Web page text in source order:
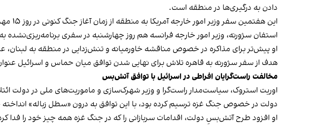
دادن به درگیری‌ها در منطقه است.
این هفتمین سفر وزیر امور خارجه آمریکا به منطقه از زمان آغاز جنگ کنونی در روز ۱۵ مهر سال گذشته (هفتم اکتبر) است.
استفان سژورنه، وزیر امور خارجه فرانسه هم روز چهارشنبه در سفری
او پیش‌تر برای مذاکره در خصوص مناقشه خاورمیانه و تنش‌زدایی در منطقه به
هدف از سفر سژورنه به قاهره تلاش برای نهایی شدن توافق میان حماس و اسرائیل
مخالفت راست‌گرایان افراطی در اسرائیل با توافق آتش‌بس
اوریت استروک، سیاست‌مدار راست‌گرا و وزیر شهرک‌سازی و ماموریت‌های ملی در دولت
دولت در خصوص جنگ غزه ترسیم کرده بود، با این توافق به درون «سطل زباله»
او افزود طرح آتش‌بسِ دولت، اقدامات سربازانی را که در جنگ غزه همه چیز خود را فدا کردند، نادیده می‌گیرد و تنها